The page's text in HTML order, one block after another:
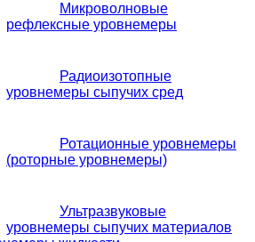
Микроволновые
рефлексные уровнемеры
Радиоизотопные
уровнемеры сыпучих сред
Ротационные уровнемеры
(роторные уровнемеры)
Ультразвуковые
уровнемеры сыпучих материалов